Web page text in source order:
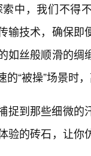
中，我们不得
输技术，确保
如丝般顺滑的
的“被操”场景时
捉到那些细微
验的砖石，让